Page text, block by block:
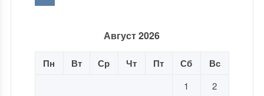
Август 2026
Пн Вт Ср Чт Пт Сб Вс
1
2